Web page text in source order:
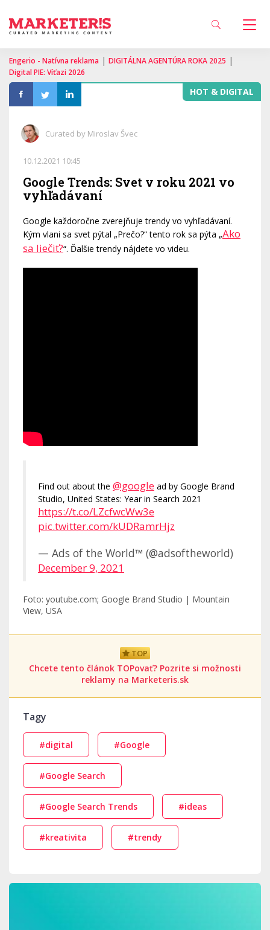
Engerio - Natívna reklama | DIGITÁLNA AGENTÚRA ROKA 2025 |
Digital PIE: Víťazi 2026
HOT & DIGITAL
Curated by Miroslav Švec
10.12.2021 10:45
Google Trends: Svet v roku 2021 vo
vyhľadávaní
Google každoročne zverejňuje trendy vo vyhľadávaní.
Kým vlani sa svet pýtal „Prečo?“ tento rok sa pýta „Ako
sa liečiť?“. Ďalšie trendy nájdete vo videu.
Find out about the @google ad by Google Brand
Studio, United States: Year in Search 2021
https://t.co/LZcfwcWw3e
pic.twitter.com/kUDRamrHjz
— Ads of the World™ (@adsoftheworld)
December 9, 2021
Foto: youtube.com; Google Brand Studio | Mountain
View, USA
TOP
Chcete tento článok TOPovať? Pozrite si možnosti
reklamy na Marketeris.sk
Tagy
#digital #Google
#Google Search
#Google Search Trends #ideas
#kreativita #trendy